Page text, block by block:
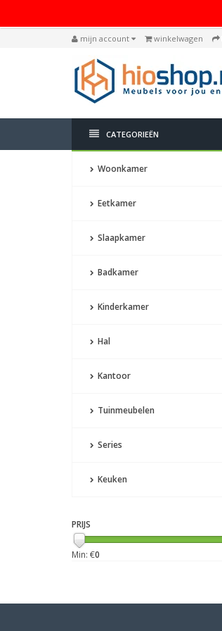
mijn account winkelwagen
CATEGORIEËN
Woonkamer
Eetkamer
Slaapkamer
Badkamer
Kinderkamer
Hal
Kantoor
Tuinmeubelen
Series
Keuken
PRIJS
Min: €0